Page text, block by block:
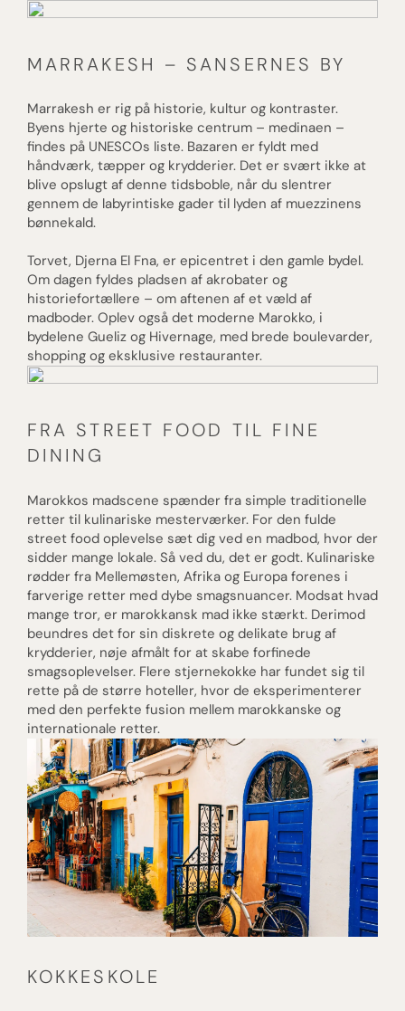
MARRAKESH – SANSERNES BY
Marrakesh er rig på historie, kultur og kontraster.
Byens hjerte og historiske centrum – medinaen –
findes på UNESCOs liste. Bazaren er fyldt med
håndværk, tæpper og krydderier. Det er svært ikke at
blive opslugt af denne tidsboble, når du slentrer
gennem de labyrintiske gader til lyden af muezzinens
bønnekald.
Torvet, Djerna El Fna, er epicentret i den gamle bydel.
Om dagen fyldes pladsen af akrobater og
historiefortællere – om aftenen af et væld af
madboder. Oplev også det moderne Marokko, i
bydelene Gueliz og Hivernage, med brede boulevarder,
shopping og eksklusive restauranter.
FRA STREET FOOD TIL FINE
DINING
Marokkos madscene spænder fra simple traditionelle
retter til kulinariske mesterværker. For den fulde
street food oplevelse sæt dig ved en madbod, hvor der
sidder mange lokale. Så ved du, det er godt. Kulinariske
rødder fra Mellemøsten, Afrika og Europa forenes i
farverige retter med dybe smagsnuancer. Modsat hvad
mange tror, er marokkansk mad ikke stærkt. Derimod
beundres det for sin diskrete og delikate brug af
krydderier, nøje afmålt for at skabe forfinede
smagsoplevelser. Flere stjernekokke har fundet sig til
rette på de større hoteller, hvor de eksperimenterer
med den perfekte fusion mellem marokkanske og
internationale retter.
KOKKESKOLE